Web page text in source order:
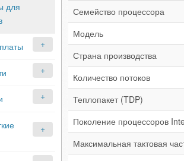
для
Семейство процессора
Модель
Страна производства
Количество потоков
Теплопакет (TDP)
Поколение процессоров
Максимальная тактовая